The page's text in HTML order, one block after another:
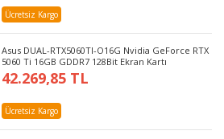
Ücretsiz Kargo
Asus DUAL-RTX5060TI-O16G Nvidia GeForce RTX
5060 Ti 16GB GDDR7 128Bit Ekran Kartı
42.269,85 TL
Ücretsiz Kargo